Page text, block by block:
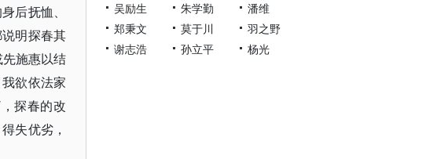
后抚恤、
明探春其
施惠以结
欲依法家
探春的改
失优劣，
吴励生
朱学勤
潘维
郑秉文
莫于川
羽之野
谢志浩
孙立平 杨光